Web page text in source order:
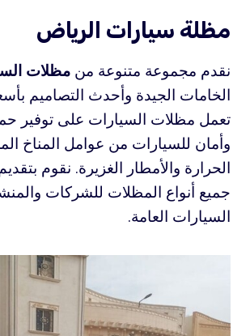
مظلة سيارات الرياض
نقدم مجموعة متنوعة من مظلات
الخامات الجيدة وأحدث التصاميم
تعمل مظلات السيارات على توفير
وأمان للسيارات من عوامل المناخ
الحرارة والأمطار الغزيرة. نقوم
جميع أنواع المظلات للشركات
السيارات العامة.